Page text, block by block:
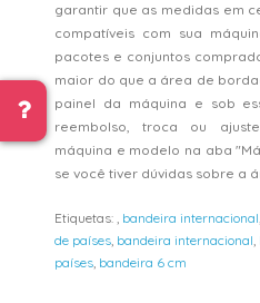
garantir que as medidas em
compatíveis com sua
pacotes e conjuntos
maior do que a área de
painel da máquina e sob
reembolso, troca ou
máquina e modelo na aba
se você tiver dúvidas sobre a
Etiquetas:, bandeira internacional,
de países, bandeira internacional,
países, bandeira 6 cm